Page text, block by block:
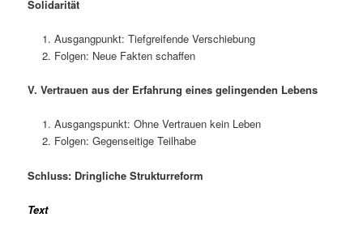
Solidarität
Ausgangpunkt: Tiefgreifende Verschiebung
Folgen: Neue Fakten schaffen
V. Vertrauen aus der Erfahrung eines gelingenden Lebens
Ausgangspunkt: Ohne Vertrauen kein Leben
Folgen: Gegenseitige Teilhabe
Schluss: Dringliche Strukturreform
Text